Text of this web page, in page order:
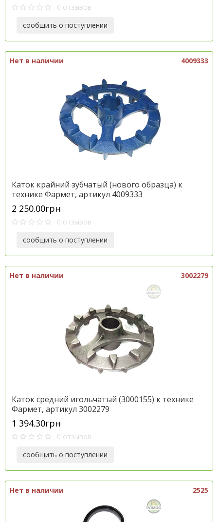
0 отзывов
сообщить о поступлении
Нет в наличии 4009333
Каток крайний зубчатый (нового образца) к
технике Фармет, артикул 4009333
2 250.00грн
0 отзывов
сообщить о поступлении
Нет в наличии 3002279
Каток средний игольчатый (3000155) к технике
Фармет, артикул 3002279
1 394.30грн
0 отзывов
сообщить о поступлении
Нет в наличии 2525